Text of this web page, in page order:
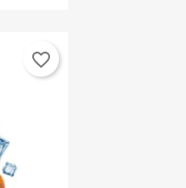
favorite_border